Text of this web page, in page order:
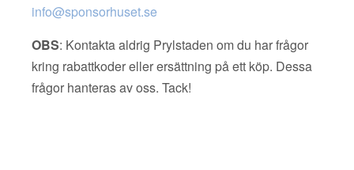
info@sponsorhuset.se
OBS: Kontakta aldrig Prylstaden om du har frågor
kring rabattkoder eller ersättning på ett köp. Dessa
frågor hanteras av oss. Tack!